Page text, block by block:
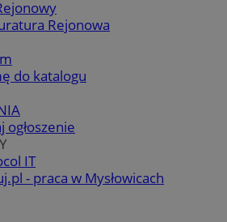
Rejonowa
do katalogu
ogłoszenie
IT
- praca w Mysłowicach